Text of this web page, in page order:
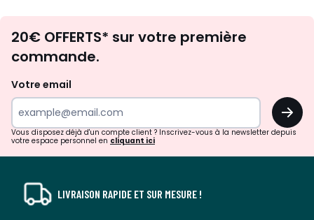
d'inspirations
surprises?
20€ OFFERTS* sur votre première
commande.
Votre email
OK
Vous disposez déjà d'un compte client ? Inscrivez-vous à la newsletter depuis
votre espace personnel en cliquant ici
LIVRAISON RAPIDE ET SUR MESURE !